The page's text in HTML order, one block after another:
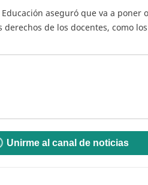
aseguró que va a poner
de los docentes, como
Unirme al canal de noticias